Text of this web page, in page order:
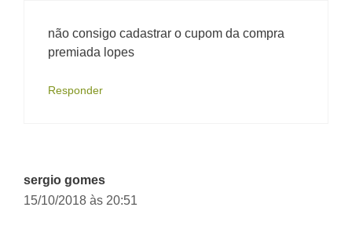
não consigo cadastrar o cupom da compra
premiada lopes
Responder
sergio gomes
15/10/2018 às 20:51